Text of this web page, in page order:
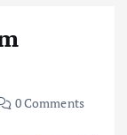
0 Comments